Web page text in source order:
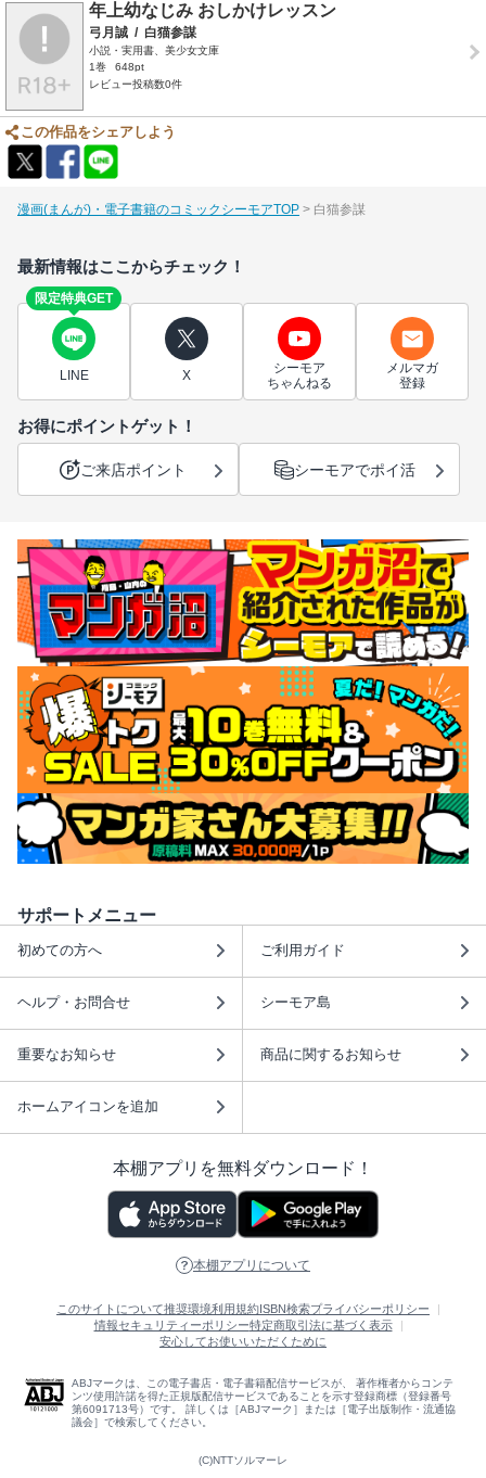
年上幼なじみ おしかけレッスン
弓月誠 / 白猫参謀
小説・実用書、美少女文庫
1巻
648pt
レビュー投稿数0件
この作品をシェアしよう
漫画(まんが)・電子書籍のコミックシーモアTOP 白猫参謀
最新情報はここからチェック！
限定特典GET
LINE X
シーモア
ちゃんねる
メルマガ
登録
お得にポイントゲット！
ご来店ポイント シーモアでポイ活
サポートメニュー
初めての方へ ご利用ガイド
ヘルプ・お問合せ シーモア島
重要なお知らせ 商品に関するお知らせ
ホームアイコンを追加
本棚アプリを無料ダウンロード！
本棚アプリについて
このサイトについて推奨環境利用規約 ISBN検索プライバシーポリシー
情報セキュリティーポリシー特定商取引法に基づく表示
安心してお使いいただくために
ABJマークは、この電子書店・電子書籍配信サービスが、 著作権者からコンテ
ンツ使用許諾を得た正規版配信サービスであることを示す登録商標（登録番号
第6091713号）です。 詳しくは［ABJマーク］または［電子出版制作・流通協
議会］で検索してください。
(C)NTTソルマーレ